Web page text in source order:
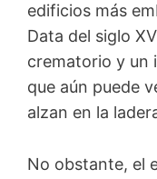
edificios más
Data del siglo
crematorio y un
que aún puede
alzan en la
No obstante, el